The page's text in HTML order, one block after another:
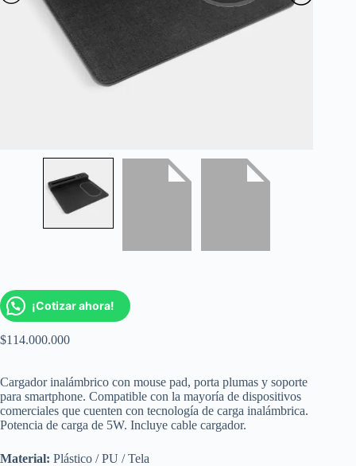
¡Cotizar ahora!
$114.000.000
Cargador inalámbrico con mouse pad, porta plumas y soporte
para smartphone. Compatible con la mayoría de dispositivos
comerciales que cuenten con tecnología de carga inalámbrica.
Potencia de carga de 5W. Incluye cable cargador.
Material: Plástico / PU / Tela